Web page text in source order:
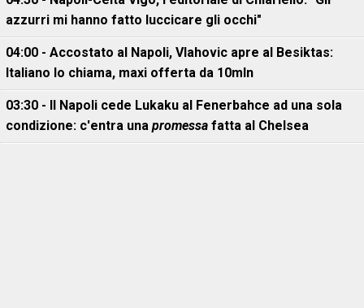
azzurri mi hanno fatto luccicare gli occhi"
04:00 - Accostato al Napoli, Vlahovic apre al Besiktas:
Italiano lo chiama, maxi offerta da 10mln
03:30 - Il Napoli cede Lukaku al Fenerbahce ad una sola
condizione: c'entra una promessa fatta al Chelsea